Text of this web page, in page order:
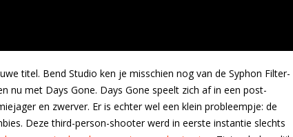
titel. Bend Studio ken je misschien nog van de Syphon Filter-
nu met Days Gone. Days Gone speelt zich af in een post-
en zwerver. Er is echter wel een klein probleempje: de
Deze third-person-shooter werd in eerste instantie slechts